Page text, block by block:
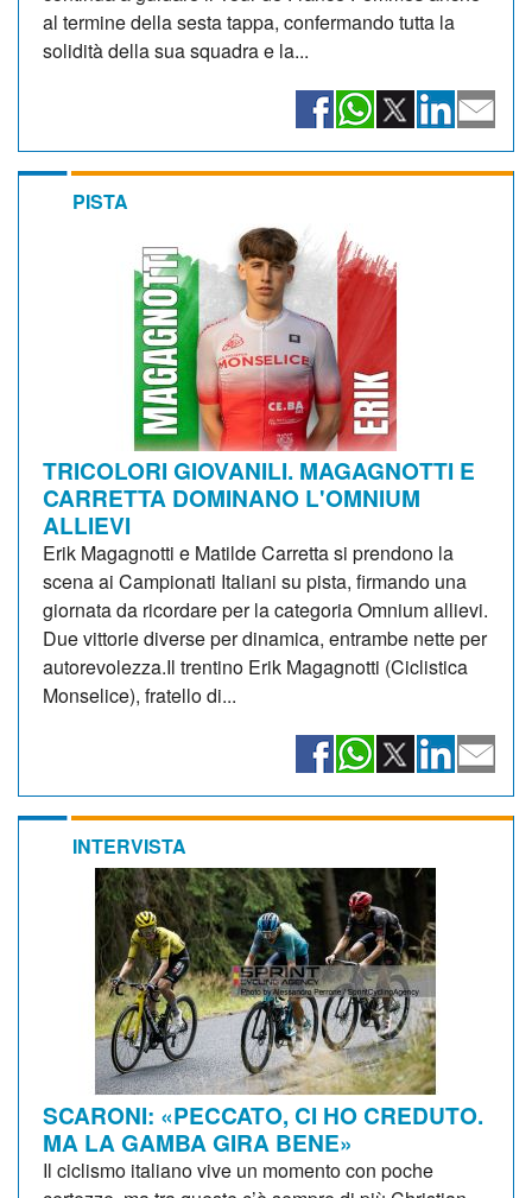
al termine della sesta tappa, confermando tutta la
solidità della sua squadra e la...
PISTA
TRICOLORI GIOVANILI. MAGAGNOTTI E
CARRETTA DOMINANO L'OMNIUM
ALLIEVI
Erik Magagnotti e Matilde Carretta si prendono la
scena ai Campionati Italiani su pista, firmando una
giornata da ricordare per la categoria Omnium allievi.
Due vittorie diverse per dinamica, entrambe nette per
autorevolezza.Il trentino Erik Magagnotti (Ciclistica
Monselice), fratello di...
INTERVISTA
SCARONI: «PECCATO, CI HO CREDUTO.
MA LA GAMBA GIRA BENE»
Il ciclismo italiano vive un momento con poche